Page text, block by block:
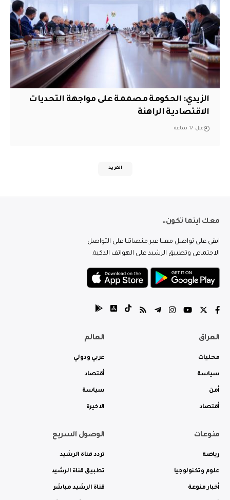
الزيدي: الحكومة مصممة على مواجهة التحديات
الاقتصادية الراهنة
قبل 17 ساعة
المزيد
معك اينما تكون..
ابقى على تواصل معنا عبر منصاتنا على التواصل
الاجتماعي وتطبيق الرشيد على الهواتف الذكية.
العراق
محليات
سياسة
أمن
أقتصاد
العالم
عربي ودولي
أقتصاد
سياسة
الاخيرة
منوعات
رياضة
علوم وتكنولوجيا
أخبار منوعة
الوصول السريع
تردد قناة الرشيد
تطبيق قناة الرشيد
قناة الرشيد مباشر